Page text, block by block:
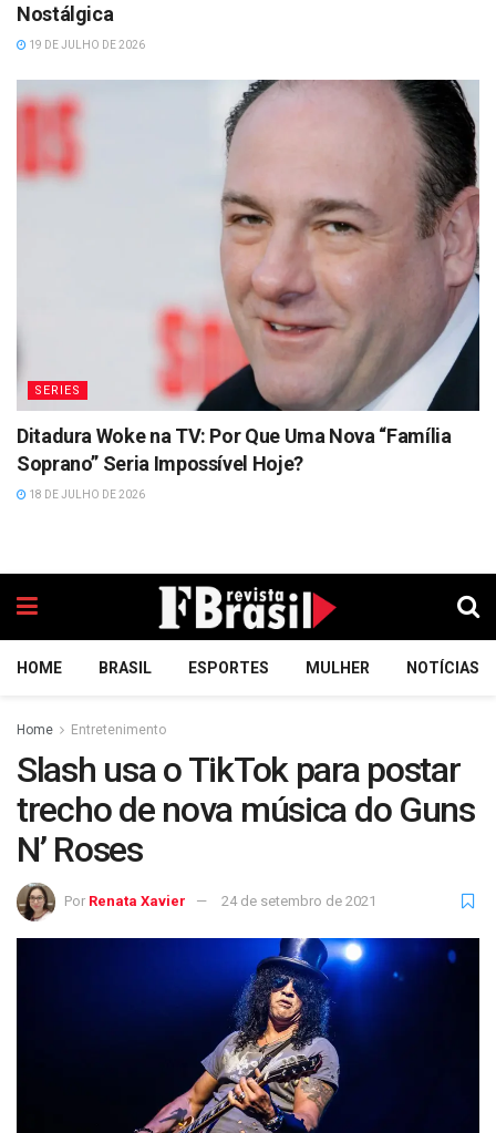
Nostálgica
19 DE JULHO DE 2026
SERIES
Ditadura Woke na TV: Por Que Uma Nova “Família
Soprano” Seria Impossível Hoje?
18 DE JULHO DE 2026
HOME BRASIL ESPORTES MULHER NOTÍCIAS
Home Entretenimento
Slash usa o TikTok para postar
trecho de nova música do Guns
N’ Roses
Por Renata Xavier 24 de setembro de 2021